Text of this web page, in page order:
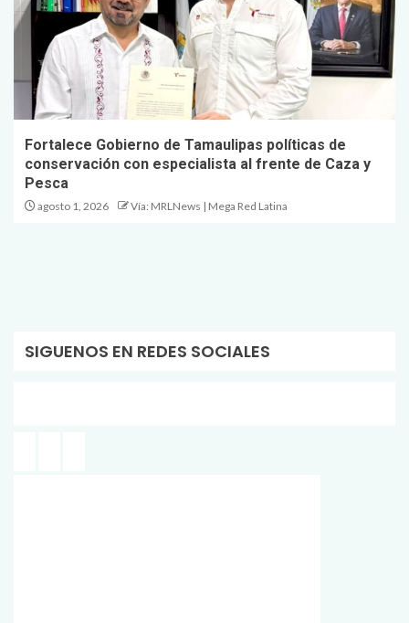
Fortalece Gobierno de Tamaulipas políticas de
conservación con especialista al frente de Caza y
Pesca
agosto 1, 2026 Vía: MRLNews | Mega Red Latina
SIGUENOS EN REDES SOCIALES